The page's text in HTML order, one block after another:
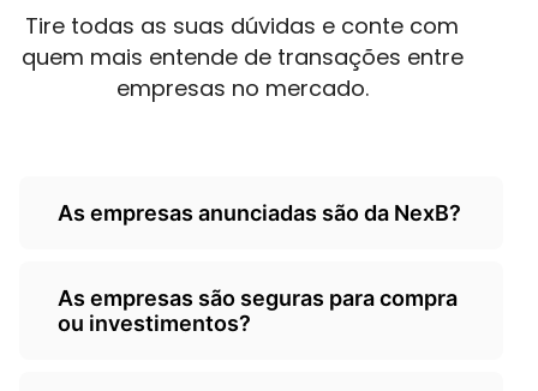
Tire todas as suas dúvidas e conte com
quem mais entende de transações entre
empresas no mercado.
As empresas anunciadas são da NexB?
Não, as empresas são de
terceiros/empresarios e a Nexb atua
As empresas são seguras para compra
ou investimentos?